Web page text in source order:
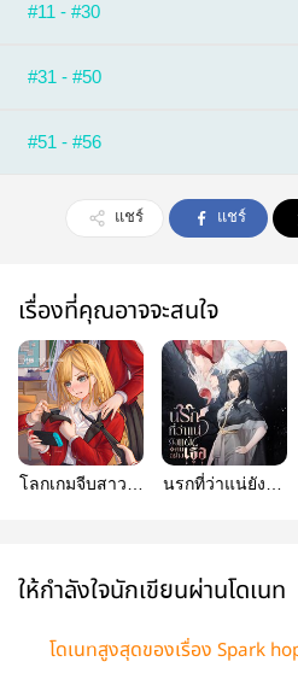
#11 - #30
#31 - #50
#51 - #56
แชร์ แชร์
เรื่องที่คุณอาจจะสนใจ
โลกเกมจีบสาว…
นรกที่ว่าแน่ยังแพ้
ให้กำลังใจนักเขียนผ่านโดเนท
โดเนทสูงสุดของเรื่อง Spark